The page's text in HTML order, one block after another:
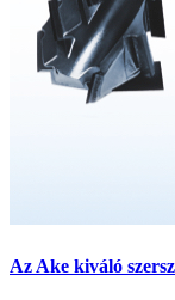
Az Ake kiváló